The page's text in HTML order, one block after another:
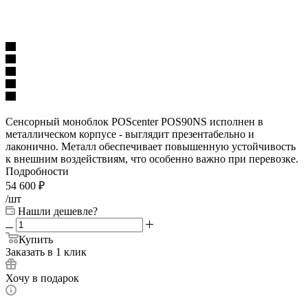
Сенсорный моноблок POScenter POS90NS исполнен в
металлическом корпусе - выглядит презентабельно и
лаконично. Металл обеспечивает повышенную устойчивость
к внешним воздействиям, что особенно важно при перевозке.
Подробности
54 600 ₽
/шт
Нашли дешевле?
Купить
Заказать в 1 клик
Хочу в подарок